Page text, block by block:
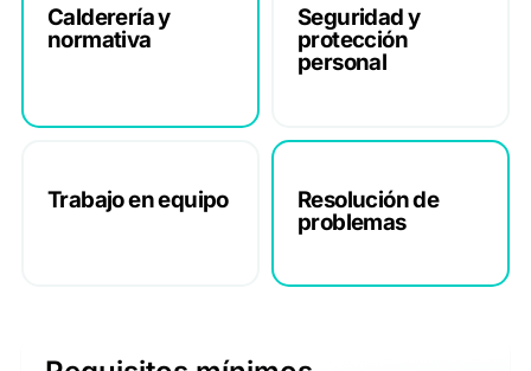
Calderería y
normativa
Seguridad y
protección
personal
Trabajo en equipo
Resolución de
problemas